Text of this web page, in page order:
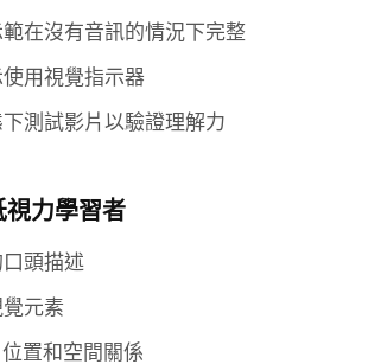
在沒有音訊的情況下完整
用視覺指示器
測試影片以驗證理解力
力學習者
頭描述
元素
置和空間關係